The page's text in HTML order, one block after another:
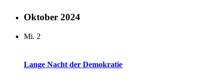
Oktober 2024
Mi. 2
Lange Nacht der Demokratie